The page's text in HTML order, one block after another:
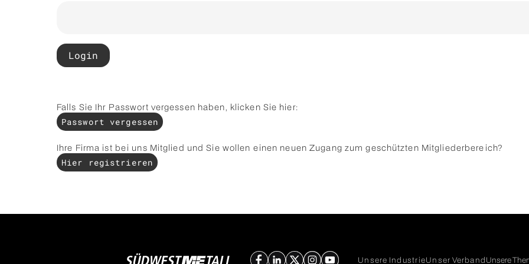
Login
Falls Sie Ihr Passwort vergessen haben, klicken Sie hier:
Passwort vergessen
Ihre Firma ist bei uns Mitglied und Sie wollen einen neuen Zugang zum geschützten Mitgliederbereich?
Hier registrieren
Unsere IndustrieUnser VerbandUnsere